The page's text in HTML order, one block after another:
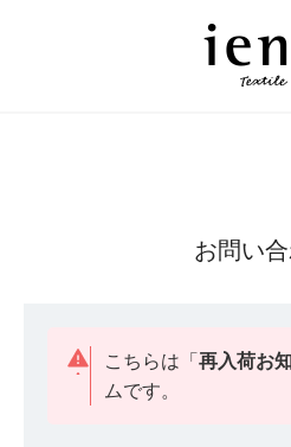
お問い
こちらは「再入荷お
ムです。